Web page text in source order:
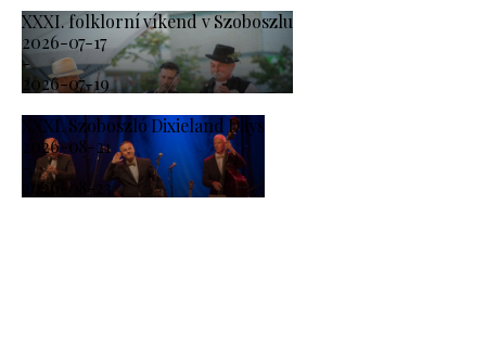
XXXI. folklorní víkend v Szoboszlu
2026-07-17
-
2026-07-19
XXXI. Szoboszló Dixieland Days
2026-08-21
-
2026-08-23